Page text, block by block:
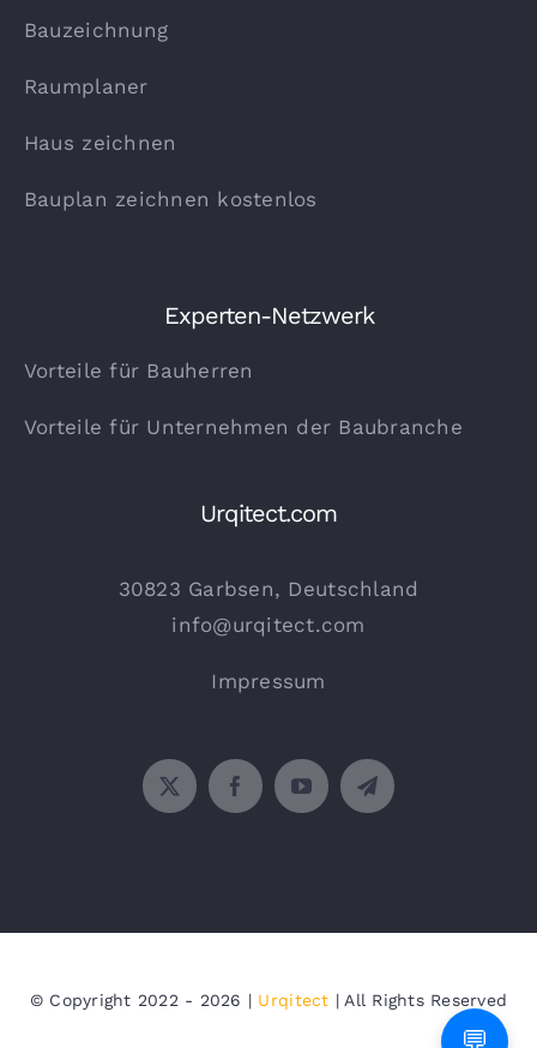
Urqitect.com
30823 Garbsen, Deutschland
info@urqitect.com
Impressum
Bauzeichnung
Raumplaner
Haus zeichnen
Bauplan zeichnen kostenlos
Experten-Netzwerk
Vorteile für Bauherren
Vorteile für Unternehmen der Baubranche
© Copyright 2022 - 2026 | Urqitect | All Rights Reserved
💬